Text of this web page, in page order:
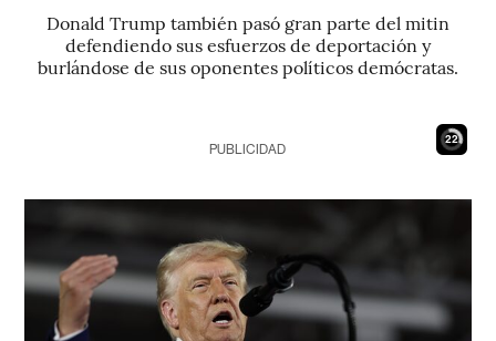
Donald Trump también pasó gran parte del mitin
defendiendo sus esfuerzos de deportación y
burlándose de sus oponentes políticos demócratas.
21
PUBLICIDAD